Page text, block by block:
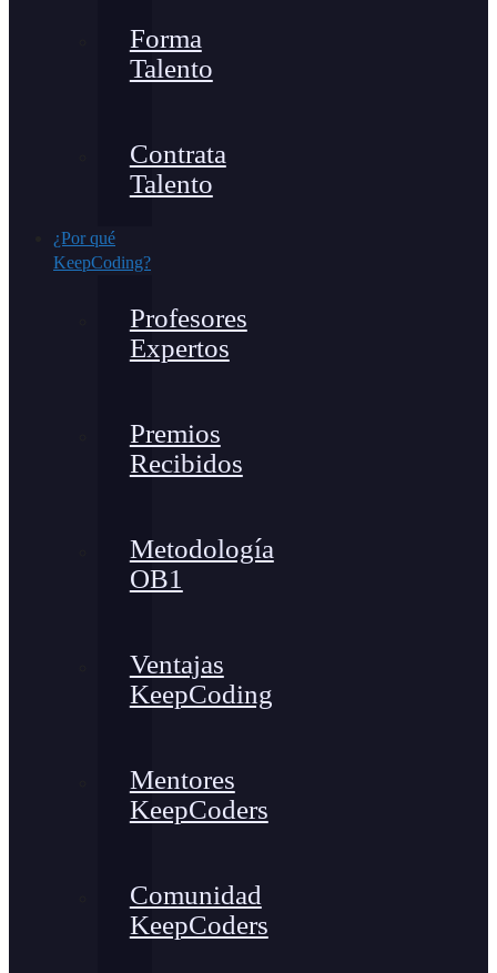
Forma
Talento
Contrata
Talento
¿Por qué
KeepCoding?
Profesores
Expertos
Premios
Recibidos
Metodología
OB1
Ventajas
KeepCoding
Mentores
KeepCoders
Comunidad
KeepCoders